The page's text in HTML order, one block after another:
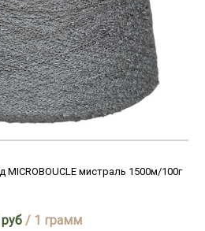
MICROBOUCLE мистраль 1500м/100г
/ 1 грамм